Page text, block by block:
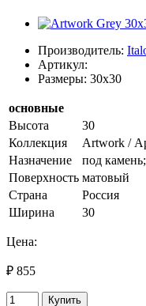
Производитель:
Артикул:
Размеры: 30x30
основные
Высота
30
Коллекция
Artwork /
Назначение
под
Поверхность матовый
Страна
Россия
Ширина
30
Цена:
₽ 855
Купить